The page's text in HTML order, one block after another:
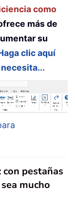
como
más de
su
clic aquí
pestañas
mucho